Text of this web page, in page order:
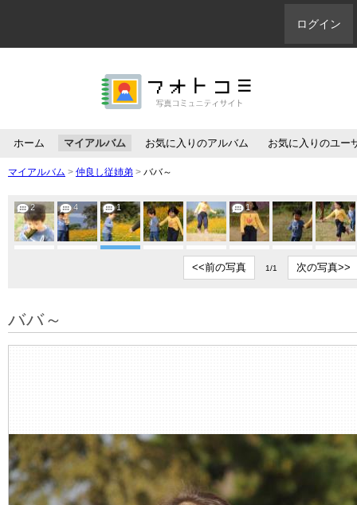
ログイン
ホーム マイアルバム お気に入りのアルバム お気に入りのユー
マイアルバム > 仲良し従姉弟 > ババ～
2 4 1 1
<<前の写真 1/1 次の写真>>
ババ～